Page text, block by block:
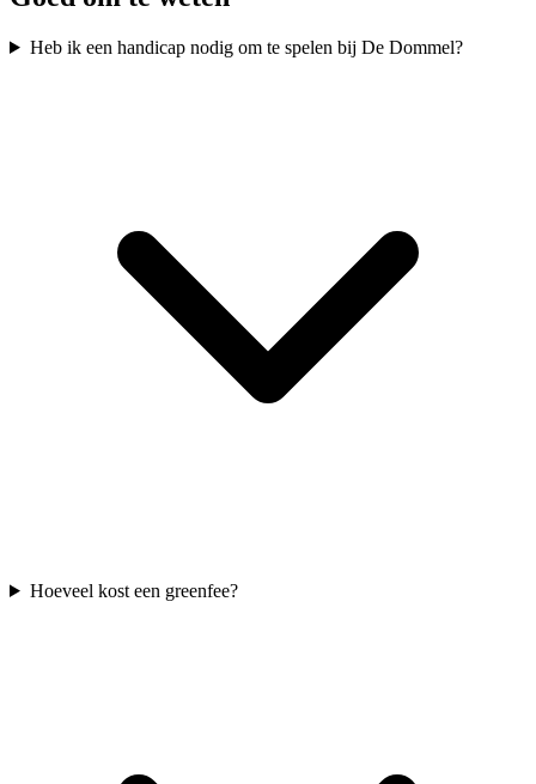
Heb ik een handicap nodig om te spelen bij De Dommel?
Hoeveel kost een greenfee?